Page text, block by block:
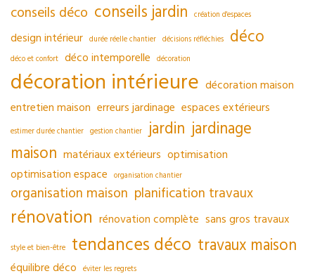
conseils déco conseils jardin création d'espaces
design intérieur durée réelle chantier décisions réfléchies déco
déco et confort déco intemporelle décoration
décoration intérieure décoration maison
entretien maison erreurs jardinage espaces extérieurs
estimer durée chantier gestion chantier jardin jardinage
maison matériaux extérieurs optimisation
optimisation espace
organisation chantier
organisation maison planification travaux
rénovation rénovation complète sans gros travaux
style et bien-être tendances déco travaux maison
équilibre déco éviter les regrets